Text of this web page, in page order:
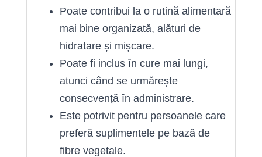
Poate contribui la o rutină alimentară
mai bine organizată, alături de
hidratare și mișcare.
Poate fi inclus în cure mai lungi,
atunci când se urmărește
consecvență în administrare.
Este potrivit pentru persoanele care
preferă suplimentele pe bază de
fibre vegetale.